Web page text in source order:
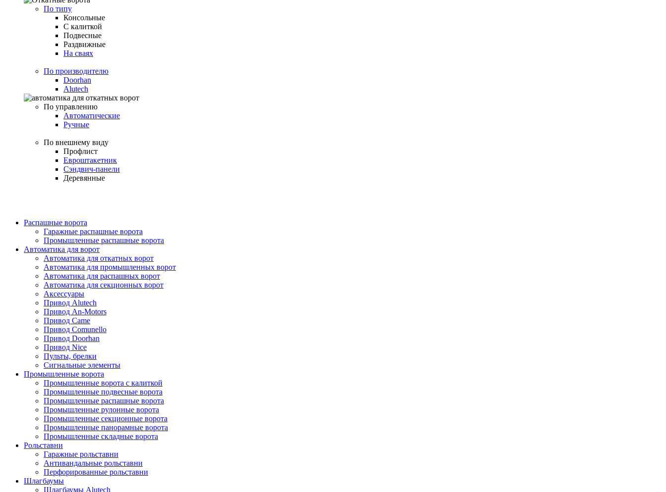
По типу
Консольные
С калиткой
Подвесные
Раздвижные
На сваях
По производителю
Doorhan
Alutech
По управлению
Автоматические
Ручные
По внешнему виду
Профлист
Евроштакетник
Сэндвич-панели
Деревянные
Распашные ворота
Гаражные распашные ворота
Промышленные распашные ворота
Автоматика для ворот
Автоматика для откатных ворот
Автоматика для промышленных ворот
Автоматика для распашных ворот
Автоматика для секционных ворот
Аксессуары
Привод Alutech
Привод An-Motors
Привод Came
Привод Comunello
Привод Doorhan
Привод Nice
Пульты, брелки
Сигнальные элементы
Промышленные ворота
Промышленные ворота с калиткой
Промышленные подвесные ворота
Промышленные распашные ворота
Промышленные рулонные ворота
Промышленные секционные ворота
Промышленные панорамные ворота
Промышленные складные ворота
Рольставни
Гаражные рольставни
Антивандальные рольставни
Перфорированные рольставни
Шлагбаумы
Шлагбаумы Alutech